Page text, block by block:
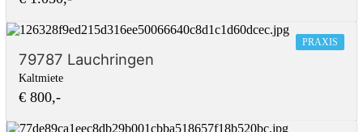
PRAXIS
79787 Lauchringen
Kaltmiete
€ 800,-